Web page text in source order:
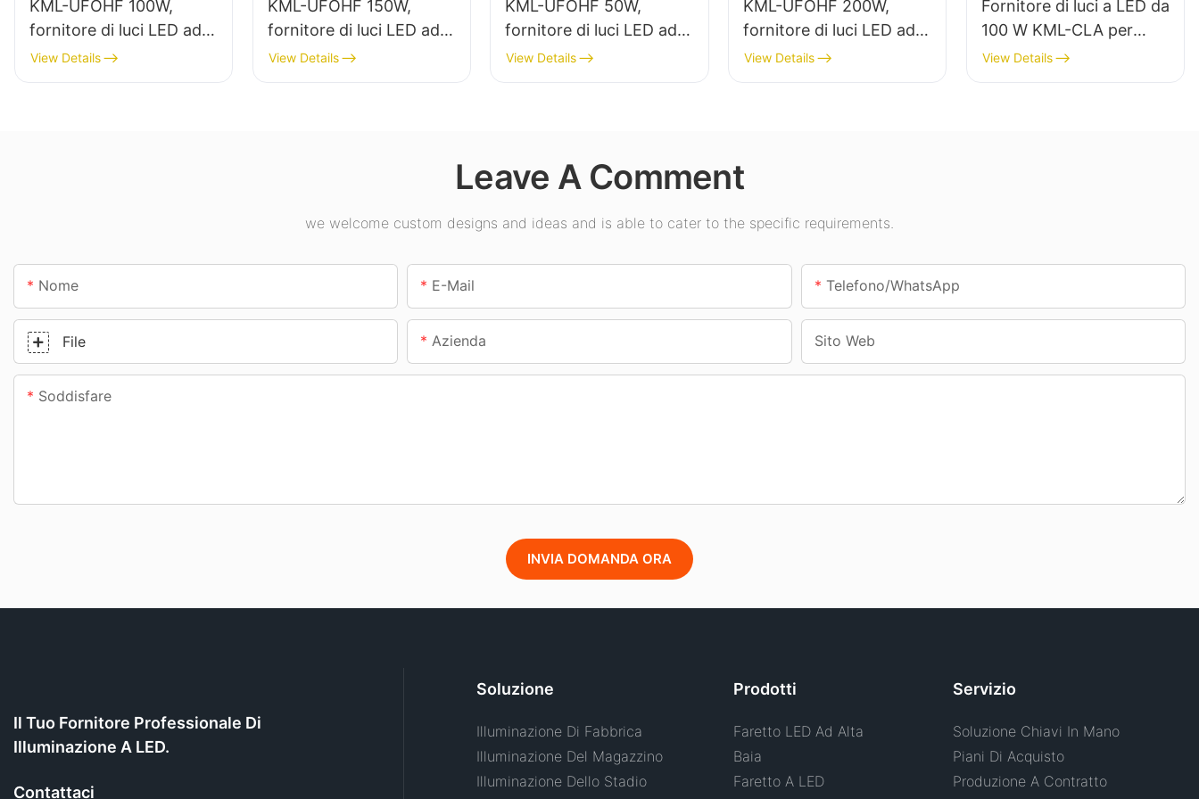
KML-UFOHF 100W,
fornitore di luci LED ad
alta luminosità per
impianti industriali,
View Details
KML-UFOHF 150W,
fornitore di luci LED ad
alta luminosità per
l'illuminazione interna di
View Details
KML-UFOHF 50W,
fornitore di luci LED ad
alta luminosità per
impianti industriali,
View Details
KML-UFOHF 200W,
fornitore di luci LED ad
alta luminosità per
l'illuminazione di interni
View Details
Fornitore di luci a LED da
100 W KML-CLA per
spazi interni come
stazioni di servizio e
View Details
Leave A Comment
we welcome custom designs and ideas and is able to cater to the specific requirements.
Nome E-Mail Telefono/WhatsApp
File Azienda Sito Web
Soddisfare
INVIA DOMANDA ORA
Il Tuo Fornitore Professionale Di
Illuminazione A LED.
Contattaci
Soluzione
Illuminazione Di Fabbrica
Illuminazione Del Magazzino
Illuminazione Dello Stadio
Prodotti
Faretto LED Ad Alta
Baia
Faretto A LED
Servizio
Soluzione Chiavi In ​​mano
Piani Di Acquisto
Produzione A Contratto